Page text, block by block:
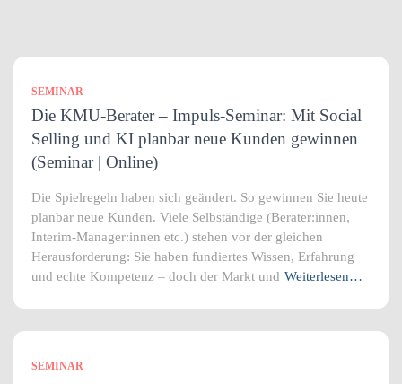
SEMINAR
Die KMU-Berater – Impuls-Seminar: Mit Social
Selling und KI planbar neue Kunden gewinnen
(Seminar | Online)
Die Spielregeln haben sich geändert. So gewinnen Sie heute
planbar neue Kunden. Viele Selbständige (Berater:innen,
Interim-Manager:innen etc.) stehen vor der gleichen
Herausforderung: Sie haben fundiertes Wissen, Erfahrung
und echte Kompetenz – doch der Markt und Weiterlesen…
SEMINAR